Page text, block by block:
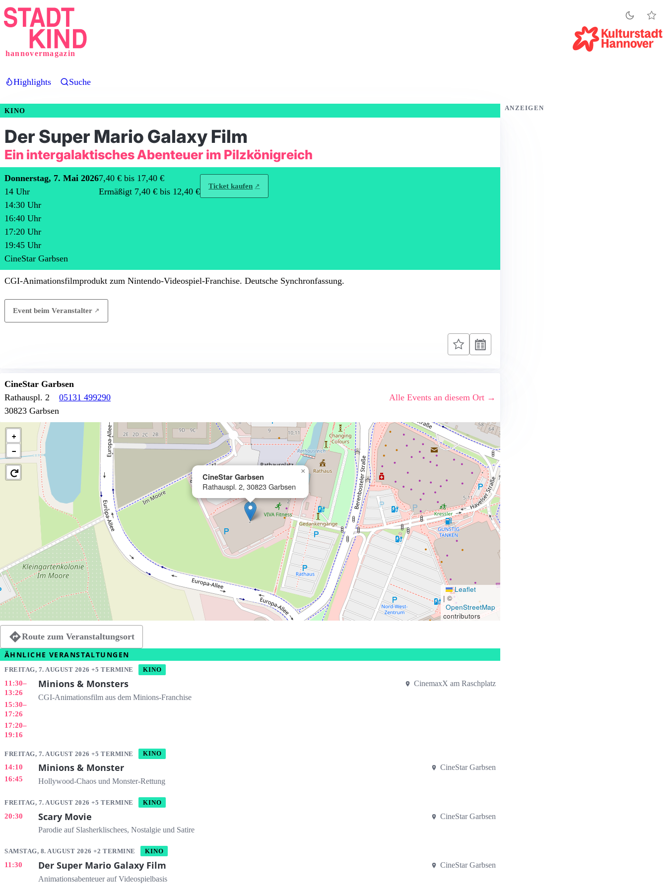
Direkt
zum
hannovermagazin
Highlights Suche
KINO
Der Super Mario Galaxy Film
Ein intergalaktisches Abenteuer im Pilzkönigreich
Donnerstag, 7. Mai 2026
14 Uhr
14:30 Uhr
16:40 Uhr
17:20 Uhr
19:45 Uhr
CineStar Garbsen
7,40 € bis 17,40 €
Ermäßigt 7,40 € bis 12,40 €
Ticket kaufen
CGI-Animationsfilmprodukt zum Nintendo-Videospiel-Franchise. Deutsche Synchronfassung.
Event beim Veranstalter
CineStar Garbsen
Rathauspl. 2
30823 Garbsen
05131 499290 Alle Events an diesem Ort →
CineStar Garbsen
Rathauspl. 2, 30823 Garbsen
×
+
−
Leaflet
| ©
OpenStreetMap
contributors
Route zum Veranstaltungsort
ÄHNLICHE VERANSTALTUNGEN
FREITAG, 7. AUGUST 2026 +5 TERMINE KINO
11:30–
13:26
15:30–
17:26
17:20–
19:16
Minions & Monsters
CGI-Animationsfilm aus dem Minions-Franchise
CinemaxX am Raschplatz
FREITAG, 7. AUGUST 2026 +5 TERMINE KINO
14:10
16:45
Minions & Monster
Hollywood-Chaos und Monster-Rettung
CineStar Garbsen
FREITAG, 7. AUGUST 2026 +5 TERMINE KINO
20:30 Scary Movie
Parodie auf Slasherklischees, Nostalgie und Satire
CineStar Garbsen
SAMSTAG, 8. AUGUST 2026 +2 TERMINE KINO
11:30 Der Super Mario Galaxy Film
Animationsabenteuer auf Videospielbasis
CineStar Garbsen
ANZEIGEN